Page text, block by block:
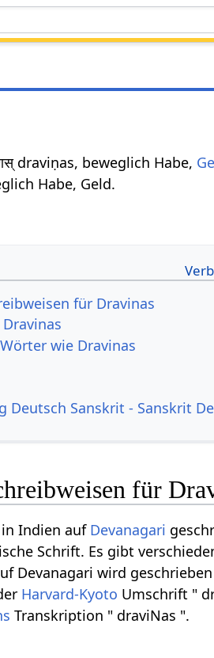
draviṇas, beweglich Habe,
Habe, Geld.
für Dravinas
wie Dravinas
Deutsch Sanskrit - Sanskrit
für
Indien auf Devanagari
Schrift. Es gibt
Devanagari wird
Harvard-Kyoto Umschrift "
Transkription " draviNas ".